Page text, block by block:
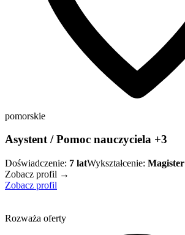
pomorskie
Asystent / Pomoc nauczyciela +3
Doświadczenie: 7 latWykształcenie: Magister
Zobacz profil →
Zobacz profil
Rozważa oferty